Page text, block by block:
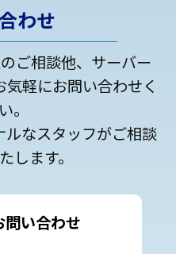
わせ
ご相談他、サーバー
軽にお問い合わせく
。
なスタッフがご相談
します。
い合わせ